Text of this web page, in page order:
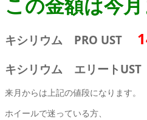
キシリウム PRO UST
キシリウム エリートUST
来月からは上記の値段になります。
ホイールで迷っている方、